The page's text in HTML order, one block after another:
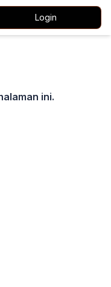
Login
ini.